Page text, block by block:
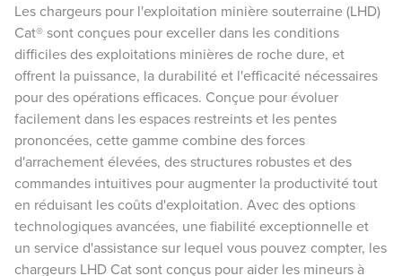
Les chargeurs pour l'exploitation minière souterraine (LHD)
Cat® sont conçues pour exceller dans les conditions
difficiles des exploitations minières de roche dure, et
offrent la puissance, la durabilité et l'efficacité nécessaires
pour des opérations efficaces. Conçue pour évoluer
facilement dans les espaces restreints et les pentes
prononcées, cette gamme combine des forces
d'arrachement élevées, des structures robustes et des
commandes intuitives pour augmenter la productivité tout
en réduisant les coûts d'exploitation. Avec des options
technologiques avancées, une fiabilité exceptionnelle et
un service d'assistance sur lequel vous pouvez compter, les
chargeurs LHD Cat sont conçus pour aider les mineurs à